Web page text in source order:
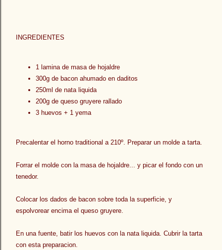
INGREDIENTES
1 lamina de masa de hojaldre
300g de bacon ahumado en daditos
250ml de nata liquida
200g de queso gruyere rallado
3 huevos + 1 yema
Precalentar el horno traditional a 210º. Preparar un molde a tarta.
Forrar el molde con la masa de hojaldre... y picar el fondo con un
tenedor.
Colocar los dados de bacon sobre toda la superficie, y
espolvorear encima el queso gruyere.
En una fuente, batir los huevos con la nata liquida. Cubrir la tarta
con esta preparacion.